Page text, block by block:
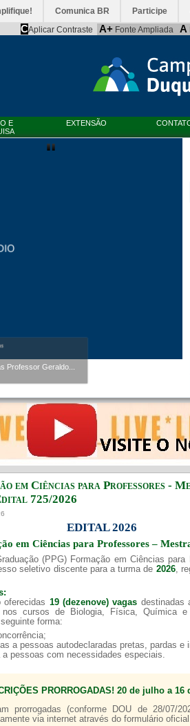
Comunica BR Participe
CAplicar Contraste A+ Fonte Ampliada A
E
EXTENSÃO
Professor Geraldo...
Brandão
em Ciências para Professores -
​725/202​6
EDITAL 2026
em Ciências para Professores –
(PPG) Formação em Ciências
seletivo discente para a turma de 2026,
oferecidas 19 (dezenove) vagas destinadas
nos cursos de Biologia, Física, Química e
forma:
a pessoas autodeclaradas pretas, pardas e
a pessoas com necessidades especiais.
PRORROGADAS! 20 de julho a 16
prorrogadas (conforme DOU de 28/07/
via internet através do formulário